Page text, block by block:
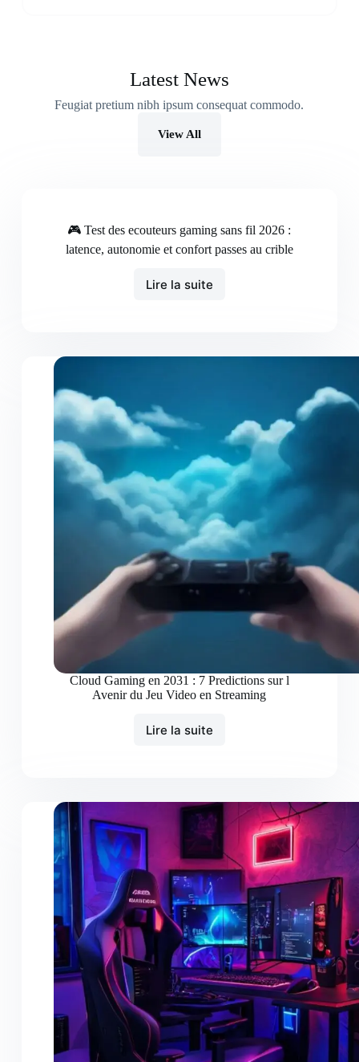
Latest News
Feugiat pretium nibh ipsum consequat commodo.
View All
🎮 Test des ecouteurs gaming sans fil 2026 :
latence, autonomie et confort passes au crible
Lire la suite
Cloud Gaming en 2031 : 7 Predictions sur l
Avenir du Jeu Video en Streaming
Lire la suite